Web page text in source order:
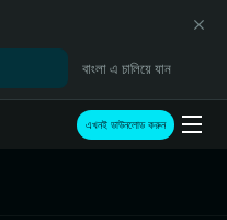
বাংলা এ চালিয়ে যান
এখনই ডাউনলোড করুন